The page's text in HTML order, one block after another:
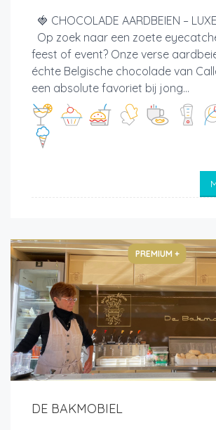
🍓 CHOCOLADE AARDBEIEN –
Op zoek naar een zoete
feest of event? Onze verse
échte Belgische chocolade van
een absolute favoriet bij jong...
PREMIUM +
DE BAKMOBIEL